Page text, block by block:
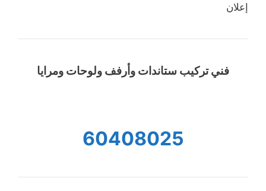
إعلان
فني تركيب ستاندات وأرفف ولوحات ومرايا
60408025